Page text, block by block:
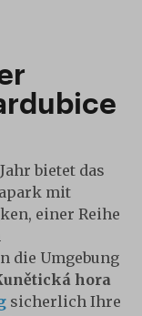
bietet das
mit
einer Reihe
die Umgebung
hora
sicherlich Ihre